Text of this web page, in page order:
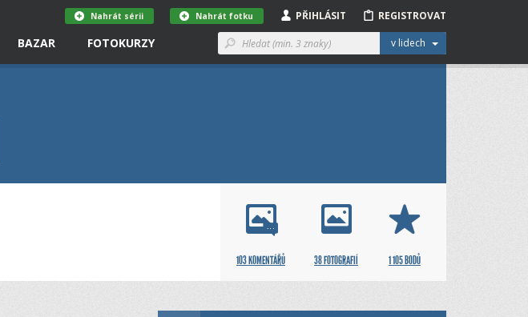
BAZAR FOTOKURZY v lidech
REGISTROVAT
PŘIHLÁSIT
Nahrát fotku
Nahrát sérii
103 KOMENTÁŘŮ
38 FOTOGRAFIÍ 1 105 BODŮ